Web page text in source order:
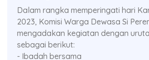
Dalam rangka memperingati hari
2023, Komisi Warga Dewasa Si
mengadakan kegiatan dengan
sebagai berikut:
- Ibadah bersama